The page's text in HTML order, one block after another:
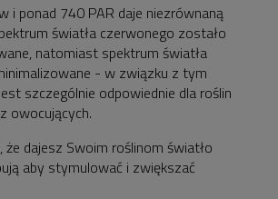
i ponad 740 PAR daje niezrównaną
światła czerwonego zostało
natomiast spektrum światła
- w związku z tym
szczególnie odpowiednie dla roślin
owocujących.
że dajesz Swoim roślinom światło
aby stymulować i zwiększać